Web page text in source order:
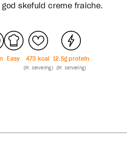
skefuld creme fraiche.
Easy 473 kcal
(Pr. servering)
12.5g protein
(Pr. servering)